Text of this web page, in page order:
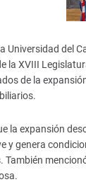
Universidad del
la XVIII
de la
la expansión
y genera
También